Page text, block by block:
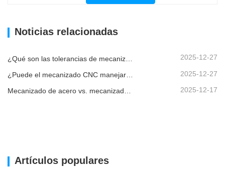
Noticias relacionadas
2025-12-27
2025-12-27
Mecanizado de acero vs. mecanizado de metales: ¿cuál es la diferencia? 2025-12-17
Artículos populares